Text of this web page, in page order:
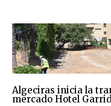
Algeciras inicia la
mercado Hotel